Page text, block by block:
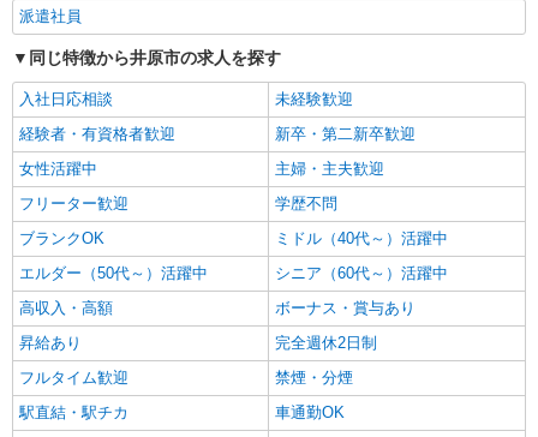
派遣社員
同じ特徴から井原市の求人を探す
入社日応相談
未経験歓迎
経験者・有資格者歓迎
新卒・第二新卒歓迎
女性活躍中
主婦・主夫歓迎
フリーター歓迎
学歴不問
ブランクOK
ミドル（40代～）活躍中
エルダー（50代～）活躍中
シニア（60代～）活躍中
高収入・高額
ボーナス・賞与あり
昇給あり
完全週休2日制
フルタイム歓迎
禁煙・分煙
駅直結・駅チカ
車通勤OK